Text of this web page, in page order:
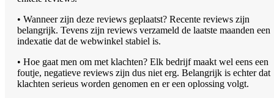
• Wanneer zijn deze reviews geplaatst? Recente reviews zijn
belangrijk. Tevens zijn reviews verzameld de laatste maanden een
indexatie dat de webwinkel stabiel is.
• Hoe gaat men om met klachten? Elk bedrijf maakt wel eens een
foutje, negatieve reviews zijn dus niet erg. Belangrijk is echter dat
klachten serieus worden genomen en er een oplossing volgt.